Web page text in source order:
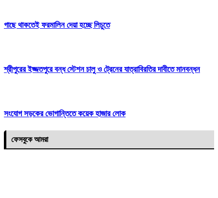
গাছে থাকতেই ফরমালিন দেয়া হচ্ছে লিচুতে
শ্রীপুরের ইজ্জতপুরে বন্ধ স্টেশন চালু ও ট্রেনের যাত্রাবিরতির দাবীতে মানবন্ধন
সংযোগ সড়কের ভোগান্তিতে কয়েক হাজার লোক
ফেসবুকে আমরা